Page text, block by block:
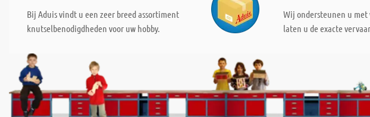
Bij Aduis vindt u een zeer breed assortiment
knutselbenodigdheden voor uw hobby.
Wij ondersteunen u
laten u de exacte